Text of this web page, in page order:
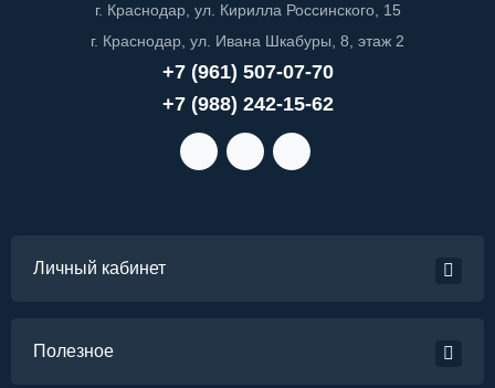
г. Краснодар, ул. Кирилла Россинского, 15
г. Краснодар, ул. Ивана Шкабуры, 8, этаж 2
+7 (961) 507-07-70
+7 (988) 242-15-62
Личный кабинет
Полезное